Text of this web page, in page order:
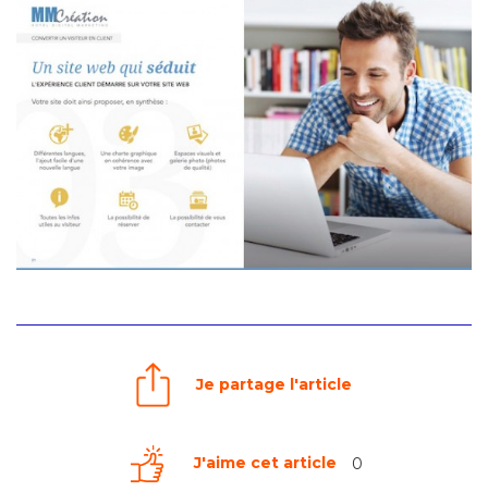
Je partage l'article
J'aime cet article 0